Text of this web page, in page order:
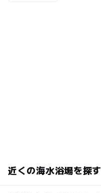
近くの海水浴場を探す